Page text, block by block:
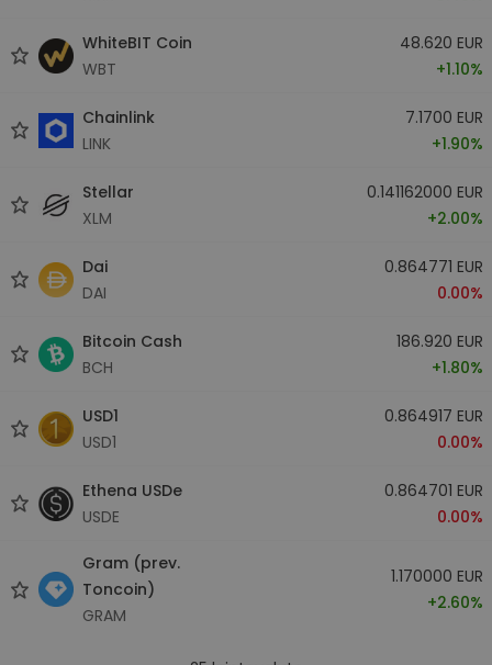
WhiteBIT Coin
WBT
48.620 EUR
+1.10%
Chainlink
LINK
7.1700 EUR
+1.90%
Stellar
XLM
0.141162000 EUR
+2.00%
Dai
DAI
0.864771 EUR
0.00%
Bitcoin Cash
BCH
186.920 EUR
+1.80%
USD1
USD1
0.864917 EUR
0.00%
Ethena USDe
USDE
0.864701 EUR
0.00%
Gram (prev.
Toncoin)
GRAM
1.170000 EUR
+2.60%